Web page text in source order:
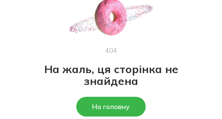
404
На жаль, ця сторінка не
знайдена
На головну